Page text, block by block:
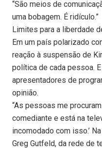
“São meios de
uma bobagem. É ridículo.”
Limites para a liberdade
Em um país polarizado
reação à suspensão de
política de cada pessoa.
apresentadores de
opinião.
“As pessoas me
comediante e está na
incomodado com isso.’
Greg Gutfeld, da rede de